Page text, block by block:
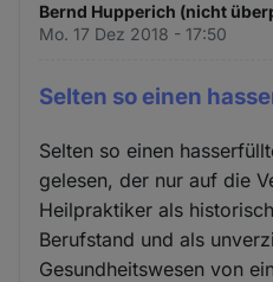
Bernd Hupperich (nicht
Mo. 17 Dez 2018 - 17:50
Selten so einen
Selten so einen
gelesen, der nur auf die
Heilpraktiker als
Berufstand und als
Gesundheitswesen von